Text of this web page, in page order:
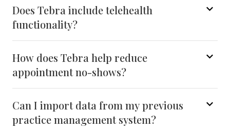
Does Tebra include telehealth
functionality?
How does Tebra help reduce
appointment no-shows?
Can I import data from my previous
practice management system?